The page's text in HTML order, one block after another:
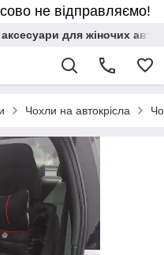
не відправляємо!
для жіночих
Чохли на автокрісла